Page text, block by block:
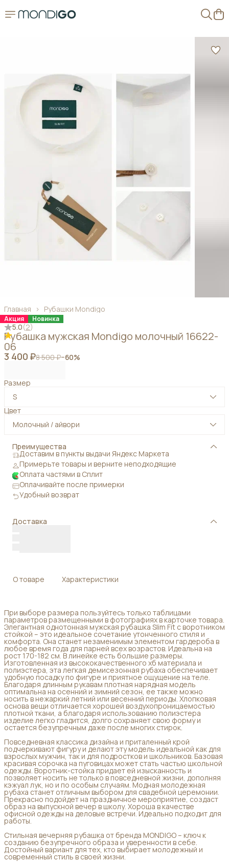
Рубашки Mondigo
Главная ›
Акция Новинка
5.0(2)
Рубашка мужская Mondigo молочный 16622-
06
3 400 ₽8 500 ₽−60%
Размер
S
Цвет
Молочный / айвори
Преимущества
Доставим в пункты выдачи Яндекс Маркета
Примерьте товары и верните неподходящие
Оплата частями в Сплит
Оплачивайте после примерки
Удобный возврат
Доставка
О товаре Характеристики
При выборе размера пользуйтесь только таблицами
параметров размещенными в фотографиях в карточке товара.
Элегантная однотонная мужская рубашка Slim Fit с воротником
стойкой – это идеальное сочетание утонченного стиля и
комфорта. Она станет незаменимым элементом гардероба в
любое время года для парней всех возрастов. Идеальна на
рост 170-182 см. В линейке есть большие размеры.
Изготовленная из высококачественного хб материала и
полиэстера, эта легкая демисезонная рубаха обеспечивает
удобную посадку по фигуре и приятное ощущение на теле.
Благодаря длинным рукавам плотная нарядная модель
оптимальна на осенний и зимний сезон, ее также можно
носить в нежаркий летний или весенний периоды. Хлопковая
основа вещи отличается хорошей воздухопроницаемостью
плотной ткани, а благодаря использованию полиэстера
изделие легко гладится, долго сохраняет свою форму и
остается безупречным даже после многих стирок.
Повседневная классика дизайна и приталенный крой
подчеркивают фигуру и делают эту модель идеальной как для
взрослых мужчин, так и для подростков и школьников. Базовая
красивая сорочка на пуговицах может стать частью школьной
одежды. Воротник-стойка придает ей изысканность и
позволяет носить не только в повседневной жизни, дополняя
кэжуал лук, но и по особым случаям. Модная молодежная
рубаха станет отличным выбором для свадебной церемонии.
Прекрасно подойдет на праздничное мероприятие, создаст
образ на выпускной вечер в школу. Хороша в качестве
офисной одежды на деловые встречи. Идеально подходит для
работы.
Стильная вечерняя рубашка от бренда MONDIGO – ключ к
созданию безупречного образа и уверенности в себе.
Достойный вариант для тех, кто выбирает молодежный и
современный стиль в своей жизни.